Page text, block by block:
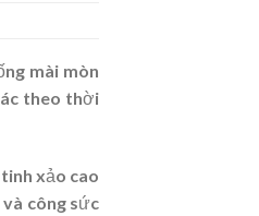
mài mòn
theo thời
xảo cao
công sức